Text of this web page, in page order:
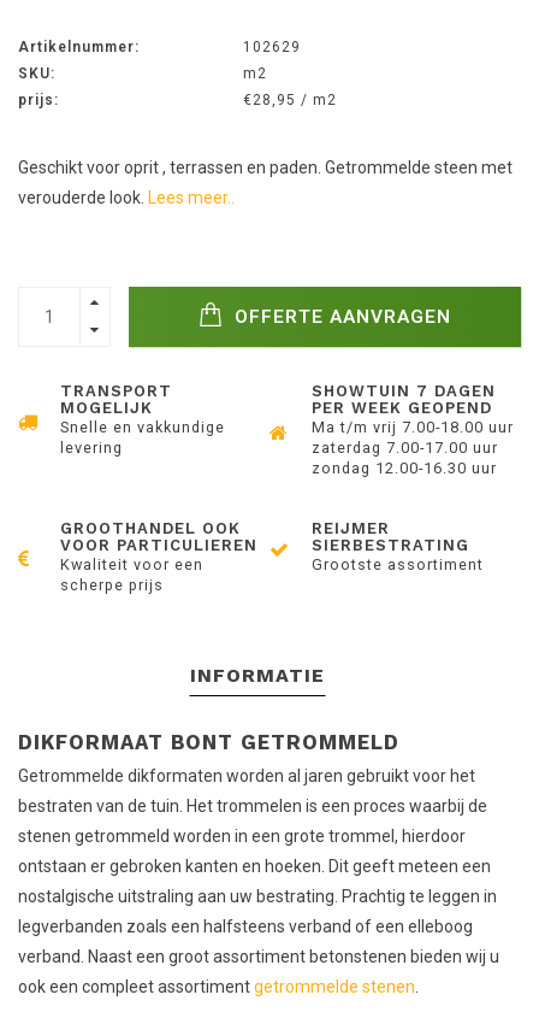
Artikelnummer:
102629
SKU:
m2
prijs:
€28,95 / m2
Geschikt voor oprit , terrassen en paden. Getrommelde steen met
verouderde look. Lees meer..
OFFERTE AANVRAGEN
TRANSPORT
MOGELIJK
Snelle en vakkundige
levering
SHOWTUIN 7 DAGEN
PER WEEK GEOPEND
Ma t/m vrij 7.00-18.00 uur
zaterdag 7.00-17.00 uur
zondag 12.00-16.30 uur
GROOTHANDEL OOK
VOOR PARTICULIEREN
Kwaliteit voor een
scherpe prijs
REIJMER
SIERBESTRATING
Grootste assortiment
INFORMATIE
DIKFORMAAT BONT GETROMMELD
Getrommelde dikformaten worden al jaren gebruikt voor het
bestraten van de tuin. Het trommelen is een proces waarbij de
stenen getrommeld worden in een grote trommel, hierdoor
ontstaan er gebroken kanten en hoeken. Dit geeft meteen een
nostalgische uitstraling aan uw bestrating. Prachtig te leggen in
legverbanden zoals een halfsteens verband of een elleboog
verband. Naast een groot assortiment betonstenen bieden wij u
ook een compleet assortimentgetrommelde stenen.